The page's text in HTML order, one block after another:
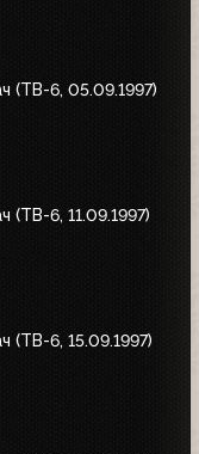
(ТВ-6, 05.09.1997)
6, 11.09.1997)
(ТВ-6, 15.09.1997)